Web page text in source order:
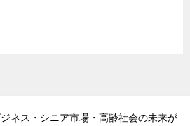
ネス・シニア市場・高齢社会の未来が